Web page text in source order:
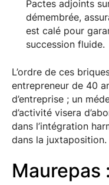
Pactes adjoints
démembrée,
est calé pour
succession fluide.
L’ordre de ces
entrepreneur de 40
d’entreprise ; un
d’activité visera
dans l’intégration
dans la juxtaposition.
Maurepas